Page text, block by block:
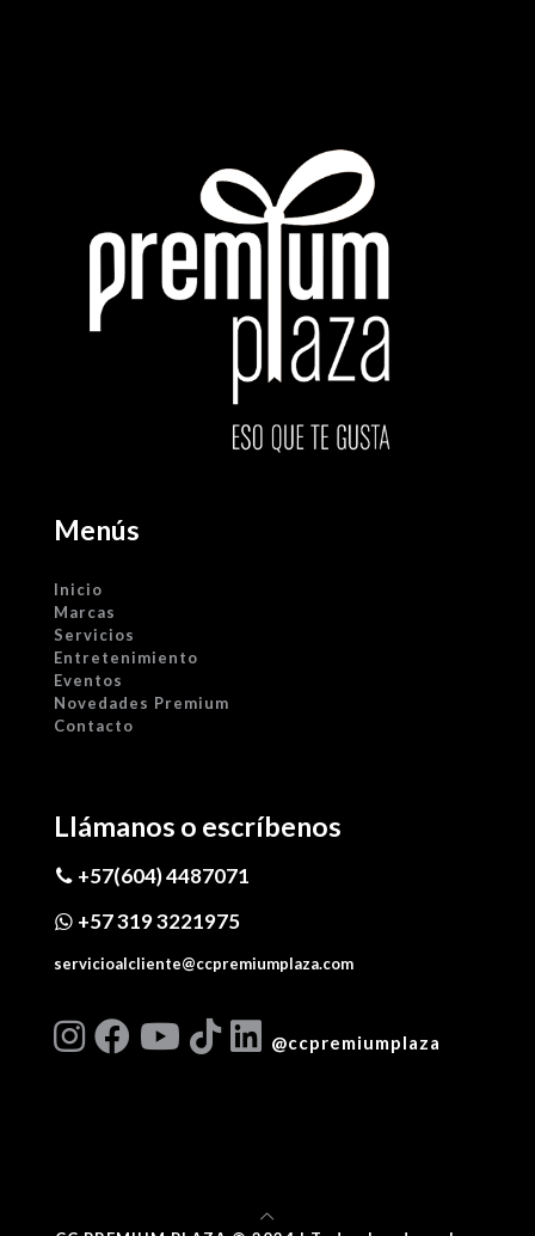
Menús
Inicio
Marcas
Servicios
Entretenimiento
Eventos
Novedades Premium
Contacto
Llámanos o escríbenos
+57(604) 4487071
+57 319 3221975
servicioalcliente@ccpremiumplaza.com
@ccpremiumplaza